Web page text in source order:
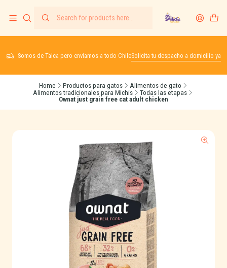
Somos de Talca pero enviamos a todo ChileSolicita tu despacho a domicilio ya
Home Productos para gatos
Alimentos de gato
Alimentos tradicionales para Michis
Todas las etapas
Ownat just grain free cat adult chicken